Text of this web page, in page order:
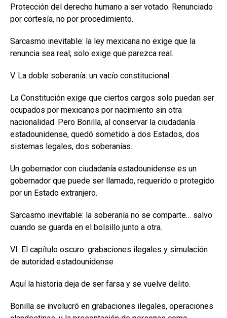
Protección del derecho humano a ser votado. Renunciado
por cortesía, no por procedimiento.
Sarcasmo inevitable: la ley mexicana no exige que la
renuncia sea real; solo exige que parezca real.
V. La doble soberanía: un vacío constitucional
La Constitución exige que ciertos cargos solo puedan ser
ocupados por mexicanos por nacimiento sin otra
nacionalidad. Pero Bonilla, al conservar la ciudadanía
estadounidense, quedó sometido a dos Estados, dos
sistemas legales, dos soberanías.
Un gobernador con ciudadanía estadounidense es un
gobernador que puede ser llamado, requerido o protegido
por un Estado extranjero.
Sarcasmo inevitable: la soberanía no se comparte… salvo
cuando se guarda en el bolsillo junto a otra.
VI. El capítulo oscuro: grabaciones ilegales y simulación
de autoridad estadounidense
Aquí la historia deja de ser farsa y se vuelve delito.
Bonilla se involucró en grabaciones ilegales, operaciones